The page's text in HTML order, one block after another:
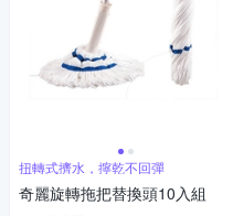
扭轉式擠水，擰乾不回彈
奇麗旋轉拖把替換頭10入組